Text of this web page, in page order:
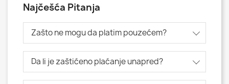
Najčešća Pitanja
Zašto ne mogu da platim pouzećem?
Da li je zaštićeno plaćanje unapred?